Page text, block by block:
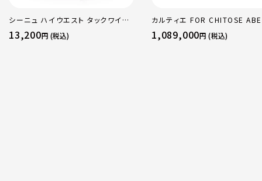
シーニュ ハイウエスト タックワイド
パンツ ボトムス オフホワイト 0
13,200円 (税込)
カルティエ FOR CHITOSE
sacai サカイ 750
トリニティ リング 指輪 マルチカ
1,089,000円 (税込)